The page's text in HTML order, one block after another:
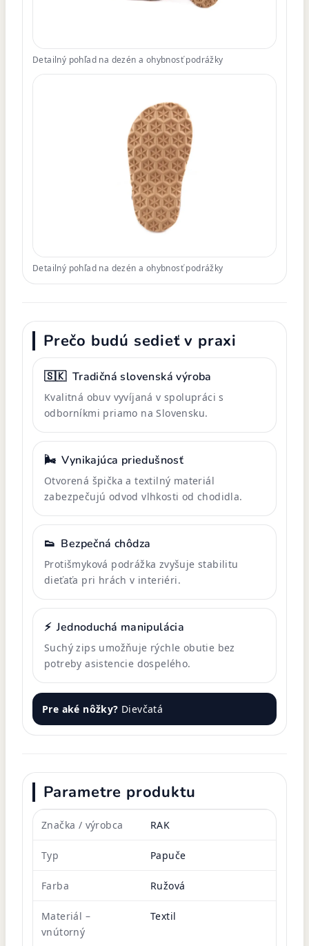
Detailný pohľad na dezén a ohybnosť podrážky
Detailný pohľad na dezén a ohybnosť podrážky
Prečo budú sedieť v praxi
🇸🇰 Tradičná slovenská výroba
Kvalitná obuv vyvíjaná v spolupráci s
odborníkmi priamo na Slovensku.
🌬️ Vynikajúca priedušnosť
Otvorená špička a textilný materiál
zabezpečujú odvod vlhkosti od chodidla.
👟 Bezpečná chôdza
Protišmyková podrážka zvyšuje stabilitu
dieťaťa pri hrách v interiéri.
⚡ Jednoduchá manipulácia
Suchý zips umožňuje rýchle obutie bez
potreby asistencie dospelého.
Pre aké nôžky? Dievčatá
Parametre produktu
Značka / výrobca RAK
Typ Papuče
Farba Ružová
Materiál –
vnútorný
Textil